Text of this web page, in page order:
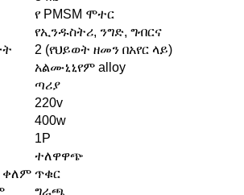
የ PMSM ሞተር
የኢንዱስትሪ, ንግድ, ግብርና
2 (የህይወት ዘመን በአየር ላይ)
አልሙኒኒየም alloy
ጣሪያ
220v
400w
1P
ተለዋዋጭ
ቀለም ጥቁር
ግራጫ